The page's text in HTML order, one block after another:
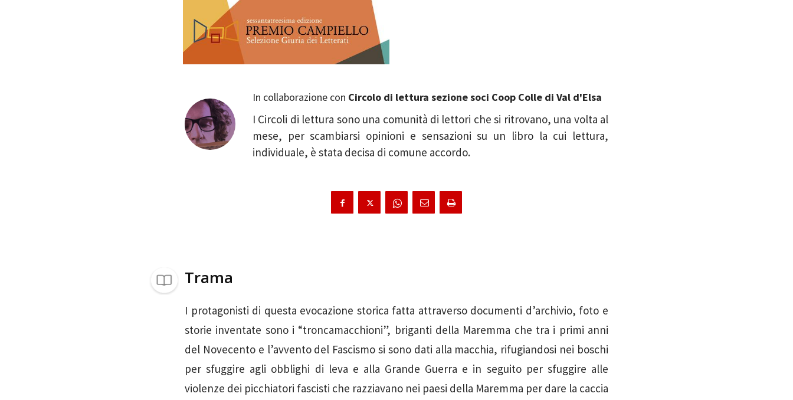
In collaborazione con Circolo di lettura sezione soci Coop Colle di Val d'Elsa
I Circoli di lettura sono una comunità di lettori che si ritrovano, una volta al
mese, per scambiarsi opinioni e sensazioni su un libro la cui lettura,
individuale, è stata decisa di comune accordo.
Trama
I protagonisti di questa evocazione storica fatta attraverso documenti d’archivio, foto e
storie inventate sono i “troncamacchioni”, briganti della Maremma che tra i primi anni
del Novecento e l’avvento del Fascismo si sono dati alla macchia, rifugiandosi nei boschi
per sfuggire agli obblighi di leva e alla Grande Guerra e in seguito per sfuggire alle
violenze dei picchiatori fascisti che razziavano nei paesi della Maremma per dare la caccia